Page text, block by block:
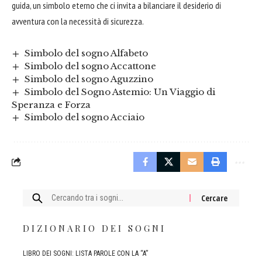
guida, un simbolo eterno che ci invita a bilanciare il desiderio di
avventura con la necessità di sicurezza.
Simbolo del sogno Alfabeto
Simbolo del sogno Accattone
Simbolo del sogno Aguzzino
Simbolo del Sogno Astemio: Un Viaggio di
Speranza e Forza
Simbolo del sogno Acciaio
Cercare:
DIZIONARIO DEI SOGNI
LIBRO DEI SOGNI: LISTA PAROLE CON LA “A”